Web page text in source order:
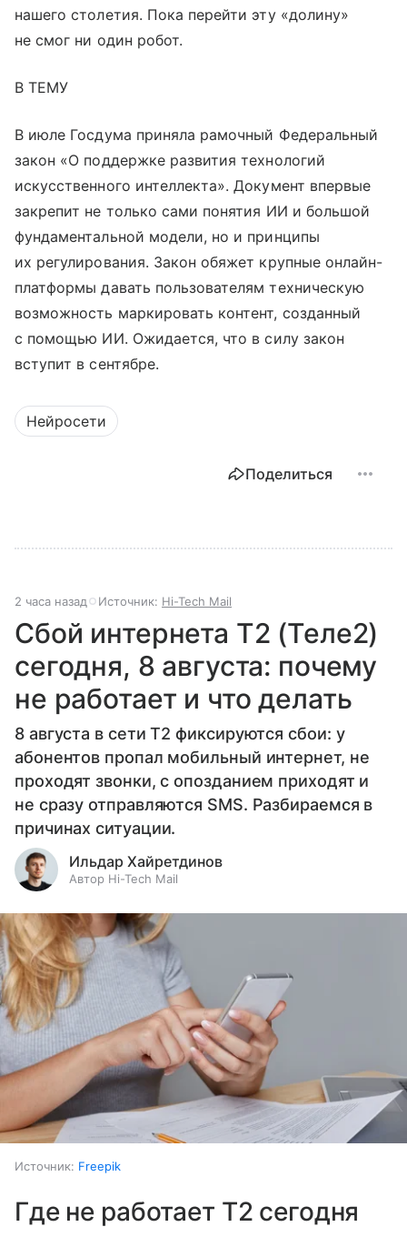
нашего столетия. Пока перейти эту «долину»
не смог ни один робот.
В ТЕМУ
В июле Госдума приняла рамочный Федеральный
закон «О поддержке развития технологий
искусственного интеллекта». Документ впервые
закрепит не только сами понятия ИИ и большой
фундаментальной модели, но и принципы
их регулирования. Закон обяжет крупные онлайн-
платформы давать пользователям техническую
возможность маркировать контент, созданный
с помощью ИИ. Ожидается, что в силу закон
вступит в сентябре.
Нейросети
Поделиться
2 часа назад Источник: Hi-Tech Mail
Сбой интернета T2 (Теле2)
сегодня, 8 августа: почему
не работает и что делать
8 августа в сети T2 фиксируются сбои: у
абонентов пропал мобильный интернет, не
проходят звонки, с опозданием приходят и
не сразу отправляются SMS. Разбираемся в
причинах ситуации.
Ильдар Хайретдинов
Автор Hi-Tech Mail
Источник: Freepik
Где не работает T2 сегодня